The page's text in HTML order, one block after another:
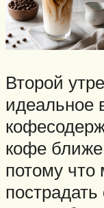
Второй
идеальное
кофе ближе
потому